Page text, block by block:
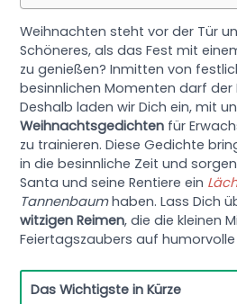
Weihnachten steht vor der Tür
Schöneres, als das Fest mit
zu genießen? Inmitten von
besinnlichen Momenten darf der
Deshalb laden wir Dich ein, mit
Weihnachtsgedichten für
zu trainieren. Diese Gedichte
in die besinnliche Zeit und
Santa und seine Rentiere ein
Tannenbaumhaben. Lass Dich
witzigen Reimen, die die kleinen
Feiertagszaubers auf
Das Wichtigste in Kürze